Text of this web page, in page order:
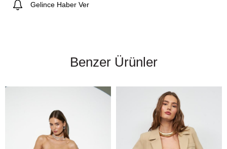
Gelince Haber Ver
Benzer Ürünler